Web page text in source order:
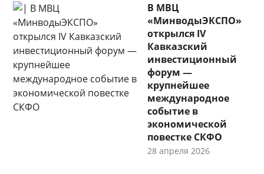
В МВЦ
«МинводыЭКСПО»
открылся IV
Кавказский
инвестиционный
форум —
крупнейшее
международное
событие в
экономической
повестке СКФО
28 апреля 2026